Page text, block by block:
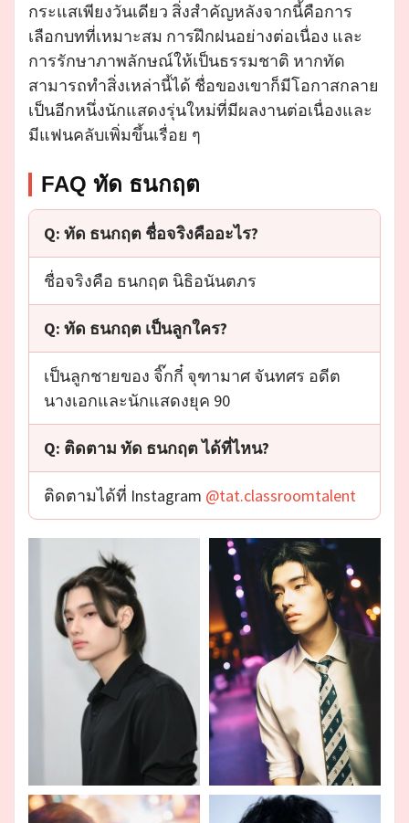
กระแสเพียงวันเดียว สิ่งสำคัญหลังจากนี้คือการ
เลือกบทที่เหมาะสม การฝึกฝนอย่างต่อเนื่อง และ
การรักษาภาพลักษณ์ให้เป็นธรรมชาติ หากทัด
สามารถทำสิ่งเหล่านี้ได้ ชื่อของเขาก็มีโอกาสกลาย
เป็นอีกหนึ่งนักแสดงรุ่นใหม่ที่มีผลงานต่อเนื่องและ
มีแฟนคลับเพิ่มขึ้นเรื่อย ๆ
FAQ ทัด ธนกฤต
Q: ทัด ธนกฤต ชื่อจริงคืออะไร?
ชื่อจริงคือ ธนกฤต นิธิอนันตภร
Q: ทัด ธนกฤต เป็นลูกใคร?
เป็นลูกชายของ จิ๊กกี๋ จุฑามาศ จันทศร อดีต
นางเอกและนักแสดงยุค 90
Q: ติดตาม ทัด ธนกฤต ได้ที่ไหน?
ติดตามได้ที่ Instagram @tat.classroomtalent